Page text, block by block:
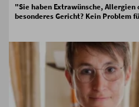
"Sie haben Extrawünsche, Allergien
besonderes Gericht? Kein Problem